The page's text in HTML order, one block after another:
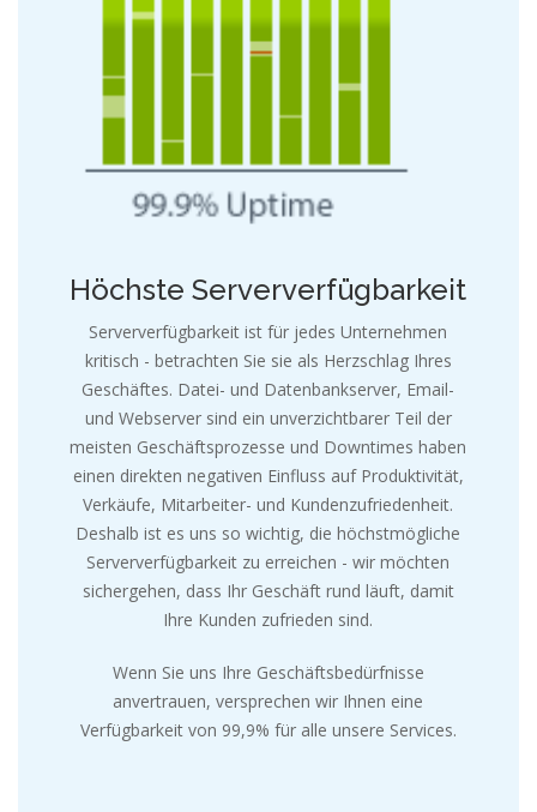
Höchste Serververfügbarkeit
Serververfügbarkeit ist für jedes Unternehmen
kritisch - betrachten Sie sie als Herzschlag Ihres
Geschäftes. Datei- und Datenbankserver, Email-
und Webserver sind ein unverzichtbarer Teil der
meisten Geschäftsprozesse und Downtimes haben
einen direkten negativen Einfluss auf Produktivität,
Verkäufe, Mitarbeiter- und Kundenzufriedenheit.
Deshalb ist es uns so wichtig, die höchstmögliche
Serververfügbarkeit zu erreichen - wir möchten
sichergehen, dass Ihr Geschäft rund läuft, damit
Ihre Kunden zufrieden sind.
Wenn Sie uns Ihre Geschäftsbedürfnisse
anvertrauen, versprechen wir Ihnen eine
Verfügbarkeit von 99,9% für alle unsere Services.